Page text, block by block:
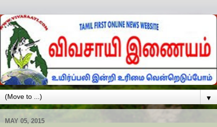
▼
MAY 05, 2015